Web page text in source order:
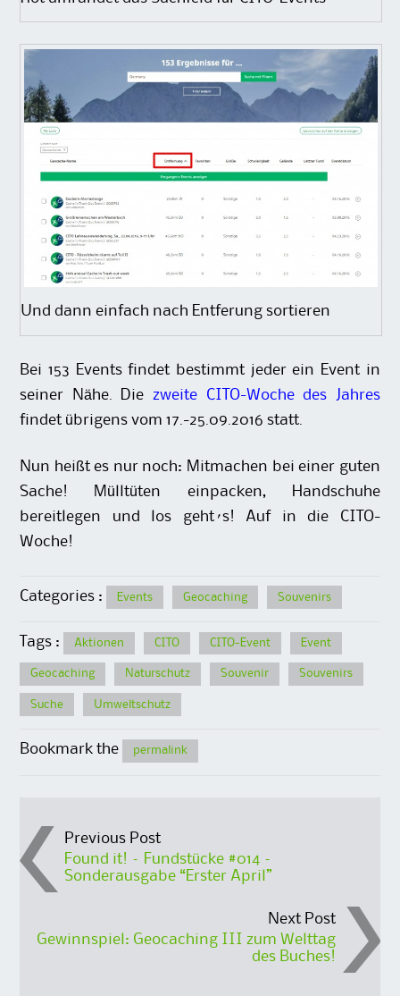
Und dann einfach nach Entferung sortieren
Bei 153 Events findet bestimmt jeder ein Event in
seiner Nähe. Die zweite CITO-Woche des Jahres
findet übrigens vom 17.-25.09.2016 statt.
Nun heißt es nur noch: Mitmachen bei einer guten
Sache! Mülltüten einpacken, Handschuhe
bereitlegen und los geht´s! Auf in die CITO-
Woche!
Categories : Events Geocaching Souvenirs
Tags : Aktionen CITO CITO-Event Event
Geocaching Naturschutz Souvenir Souvenirs
Suche Umweltschutz
Bookmark the permalink
Post
navigation
Previous Post
Found it! – Fundstücke #014 –
Sonderausgabe “Erster April”
Next Post
Gewinnspiel: Geocaching III zum Welttag
des Buches!